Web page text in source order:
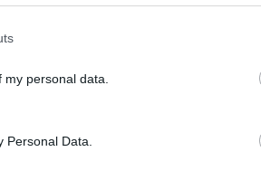
personal data.
Data.
αποτέλεσμα να φτάνουμε έτσι
Το 2025 θα είναι όμως και μία
ενδιαφέρει τα στελέχη και
υπογράμμισε ο κ. Χατζηδάκης
μικρών
του 2024 και εισάγει,